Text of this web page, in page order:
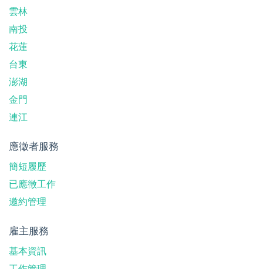
雲林
南投
花蓮
台東
澎湖
金門
連江
應徵者服務
簡短履歷
已應徵工作
邀約管理
雇主服務
基本資訊